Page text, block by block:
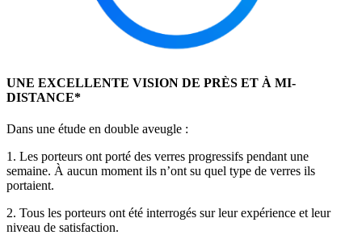
UNE EXCELLENTE VISION DE PRÈS ET À MI-
DISTANCE*
Dans une étude en double aveugle :
1. Les porteurs ont porté des verres progressifs pendant une
semaine. À aucun moment ils n’ont su quel type de verres ils
portaient.
2. Tous les porteurs ont été interrogés sur leur expérience et leur
niveau de satisfaction.